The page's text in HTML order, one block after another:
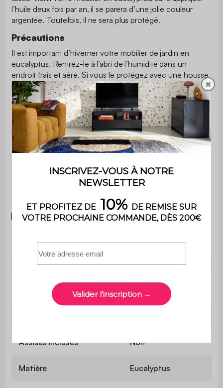
l’huile deux fois par an, il se parera d’une jolie couleur
argentée. Toutefois, il ne sera plus protégé.
Précautions
Il est important d’hiverner votre mobilier de jardin en
eucalyptus. Rentrez-le à l’abri de l’humidité dans un
endroit frais et aéré. Si vous le protégez avec une housse,
privilégiez celles en polyester à celles en PVC.
Ne mettez pas votre salon de jardin en contact avec de la
chaleur directe ou trop vive.
Ne laissez pas une éponge humide trop longtemps sur le
plateau de la table, cela le rend rugueux au toucher.
Dimension des cartons
Carton 1: L 190 x l 108 x h 16 cm - 40 kg
Télécharger la notice
Type Extensible
Rectangulaire
Assises incluses Non
Matière Eucalyptus
✖